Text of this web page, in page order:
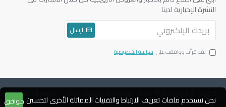
النشرة الإخبارية لدينا
ارسال
لقد قرأت ووافقت على سياسة الخصوصية
حقوق الطبع والنشر © 2004 ، دياموند للتجارة والتوكيلات ، جميع الحقوق
محفوظة
موافق نحن نستخدم ملفات تعريف الارتباط والتقنيات المماثلة الأخرى لتحسين